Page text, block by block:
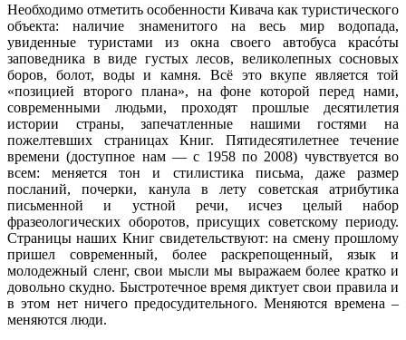
Необходимо отметить особенности Кивача как туристического
объекта: наличие знаменитого на весь мир водопада,
увиденные туристами из окна своего автобуса красόты
заповедника в виде густых лесов, великолепных сосновых
боров, болот, воды и камня. Всё это вкупе является той
«позицией второго плана», на фоне которой перед нами,
современными людьми, проходят прошлые десятилетия
истории страны, запечатленные нашими гостями на
пожелтевших страницах Книг. Пятидесятилетнее течение
времени (доступное нам — с 1958 по 2008) чувствуется во
всем: меняется тон и стилистика письма, даже размер
посланий, почерки, канула в лету советская атрибутика
письменной и устной речи, исчез целый набор
фразеологических оборотов, присущих советскому периоду.
Страницы наших Книг свидетельствуют: на смену прошлому
пришел современный, более раскрепощенный, язык и
молодежный сленг, свои мысли мы выражаем более кратко и
довольно скудно. Быстротечное время диктует свои правила и
в этом нет ничего предосудительного. Меняются времена –
меняются люди.